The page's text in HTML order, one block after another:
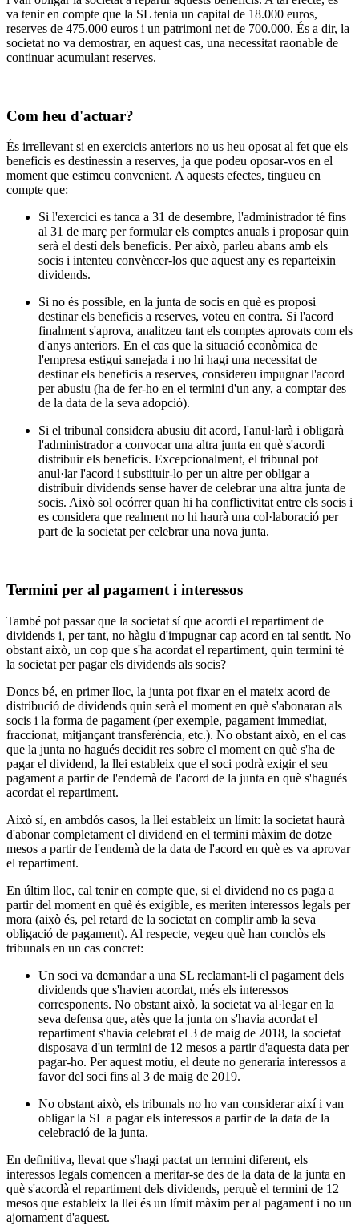
va tenir en compte que la SL tenia un capital de 18.000 euros,
reserves de 475.000 euros i un patrimoni net de 700.000. És a dir, la
societat no va demostrar, en aquest cas, una necessitat raonable de
continuar acumulant reserves.
Com heu d'actuar?
És irrellevant si en exercicis anteriors no us heu oposat al fet que els
beneficis es destinessin a reserves, ja que podeu oposar-vos en el
moment que estimeu convenient. A aquests efectes, tingueu en
compte que:
Si l'exercici es tanca a 31 de desembre, l'administrador té fins
al 31 de març per formular els comptes anuals i proposar quin
serà el destí dels beneficis. Per això, parleu abans amb els
socis i intenteu convèncer-los que aquest any es reparteixin
dividends.
Si no és possible, en la junta de socis en què es proposi
destinar els beneficis a reserves, voteu en contra. Si l'acord
finalment s'aprova, analitzeu tant els comptes aprovats com els
d'anys anteriors. En el cas que la situació econòmica de
l'empresa estigui sanejada i no hi hagi una necessitat de
destinar els beneficis a reserves, considereu impugnar l'acord
per abusiu (ha de fer-ho en el termini d'un any, a comptar des
de la data de la seva adopció).
Si el tribunal considera abusiu dit acord, l'anul·larà i obligarà
l'administrador a convocar una altra junta en què s'acordi
distribuir els beneficis. Excepcionalment, el tribunal pot
anul·lar l'acord i substituir-lo per un altre per obligar a
distribuir dividends sense haver de celebrar una altra junta de
socis. Això sol ocórrer quan hi ha conflictivitat entre els socis i
es considera que realment no hi haurà una col·laboració per
part de la societat per celebrar una nova junta.
Termini per al pagament i interessos
També pot passar que la societat sí que acordi el repartiment de
dividends i, per tant, no hàgiu d'impugnar cap acord en tal sentit. No
obstant això, un cop que s'ha acordat el repartiment, quin termini té
la societat per pagar els dividends als socis?
Doncs bé, en primer lloc, la junta pot fixar en el mateix acord de
distribució de dividends quin serà el moment en què s'abonaran als
socis i la forma de pagament (per exemple, pagament immediat,
fraccionat, mitjançant transferència, etc.). No obstant això, en el cas
que la junta no hagués decidit res sobre el moment en què s'ha de
pagar el dividend, la llei estableix que el soci podrà exigir el seu
pagament a partir de l'endemà de l'acord de la junta en què s'hagués
acordat el repartiment.
Això sí, en ambdós casos, la llei estableix un límit: la societat haurà
d'abonar completament el dividend en el termini màxim de dotze
mesos a partir de l'endemà de la data de l'acord en què es va aprovar
el repartiment.
En últim lloc, cal tenir en compte que, si el dividend no es paga a
partir del moment en què és exigible, es meriten interessos legals per
mora (això és, pel retard de la societat en complir amb la seva
obligació de pagament). Al respecte, vegeu què han conclòs els
tribunals en un cas concret:
Un soci va demandar a una SL reclamant-li el pagament dels
dividends que s'havien acordat, més els interessos
corresponents. No obstant això, la societat va al·legar en la
seva defensa que, atès que la junta on s'havia acordat el
repartiment s'havia celebrat el 3 de maig de 2018, la societat
disposava d'un termini de 12 mesos a partir d'aquesta data per
pagar-ho. Per aquest motiu, el deute no generaria interessos a
favor del soci fins al 3 de maig de 2019.
No obstant això, els tribunals no ho van considerar així i van
obligar la SL a pagar els interessos a partir de la data de la
celebració de la junta.
En definitiva, llevat que s'hagi pactat un termini diferent, els
interessos legals comencen a meritar-se des de la data de la junta en
què s'acordà el repartiment dels dividends, perquè el termini de 12
mesos que estableix la llei és un límit màxim per al pagament i no un
ajornament d'aquest.